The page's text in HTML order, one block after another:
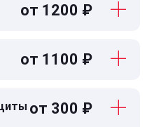
от 1200 ₽
от 1100 ₽
от 300 ₽